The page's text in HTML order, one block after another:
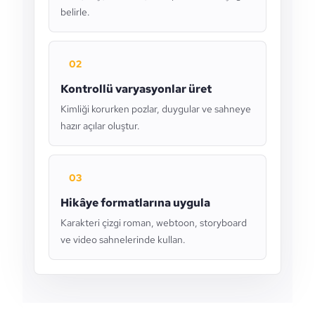
belirle.
02
Kontrollü varyasyonlar üret
Kimliği korurken pozlar, duygular ve sahneye
hazır açılar oluştur.
03
Hikâye formatlarına uygula
Karakteri çizgi roman, webtoon, storyboard
ve video sahnelerinde kullan.